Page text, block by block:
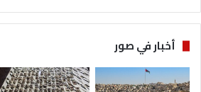
أخبار في صور